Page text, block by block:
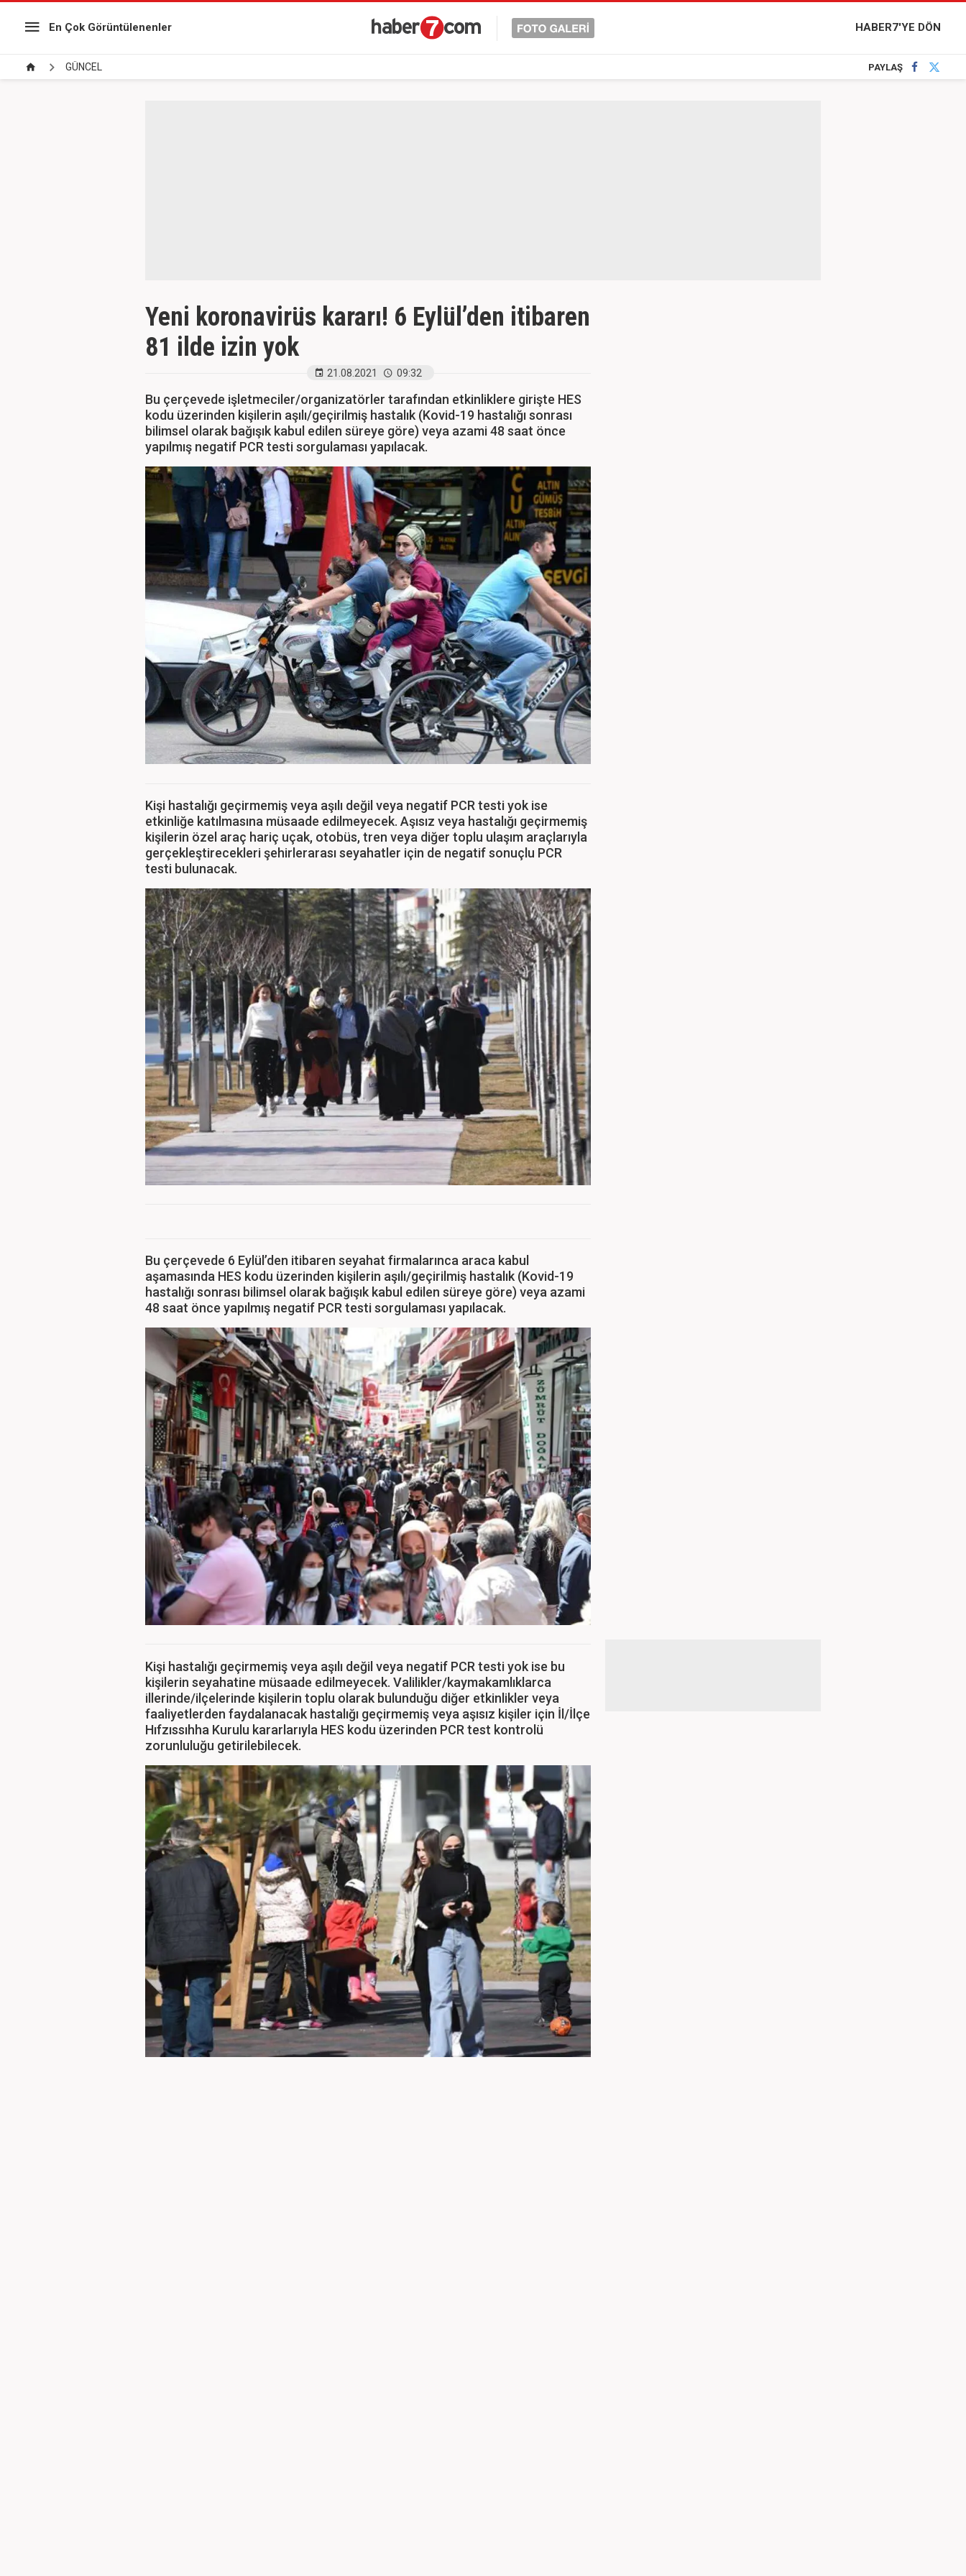
En Çok Görüntülenenler HABER7'YE DÖN
GÜNCEL PAYLAŞ
Yeni koronavirüs kararı! 6 Eylül’den itibaren
81 ilde izin yok
21.08.2021 09:32
Bu çerçevede işletmeciler/organizatörler tarafından etkinliklere girişte HES
kodu üzerinden kişilerin aşılı/geçirilmiş hastalık (Kovid-19 hastalığı sonrası
bilimsel olarak bağışık kabul edilen süreye göre) veya azami 48 saat önce
yapılmış negatif PCR testi sorgulaması yapılacak.
Kişi hastalığı geçirmemiş veya aşılı değil veya negatif PCR testi yok ise
etkinliğe katılmasına müsaade edilmeyecek. Aşısız veya hastalığı geçirmemiş
kişilerin özel araç hariç uçak, otobüs, tren veya diğer toplu ulaşım araçlarıyla
gerçekleştirecekleri şehirlerarası seyahatler için de negatif sonuçlu PCR
testi bulunacak.
Bu çerçevede 6 Eylül’den itibaren seyahat firmalarınca araca kabul
aşamasında HES kodu üzerinden kişilerin aşılı/geçirilmiş hastalık (Kovid-19
hastalığı sonrası bilimsel olarak bağışık kabul edilen süreye göre) veya azami
48 saat önce yapılmış negatif PCR testi sorgulaması yapılacak.
Kişi hastalığı geçirmemiş veya aşılı değil veya negatif PCR testi yok ise bu
kişilerin seyahatine müsaade edilmeyecek. Valilikler/kaymakamlıklarca
illerinde/ilçelerinde kişilerin toplu olarak bulunduğu diğer etkinlikler veya
faaliyetlerden faydalanacak hastalığı geçirmemiş veya aşısız kişiler için İl/İlçe
Hıfzıssıhha Kurulu kararlarıyla HES kodu üzerinden PCR test kontrolü
zorunluluğu getirilebilecek.